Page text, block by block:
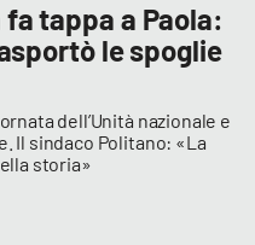
tappa a Paola:
le spoglie
dell’Unità nazionale e
Il sindaco Politano: «La
storia»